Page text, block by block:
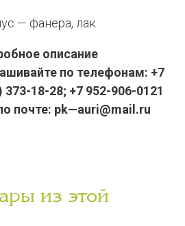
— фанера, лак.
описание
по телефонам: +7
373-18-28; +7 952-906-0121
почте: pk—auri@mail.ru
из этой